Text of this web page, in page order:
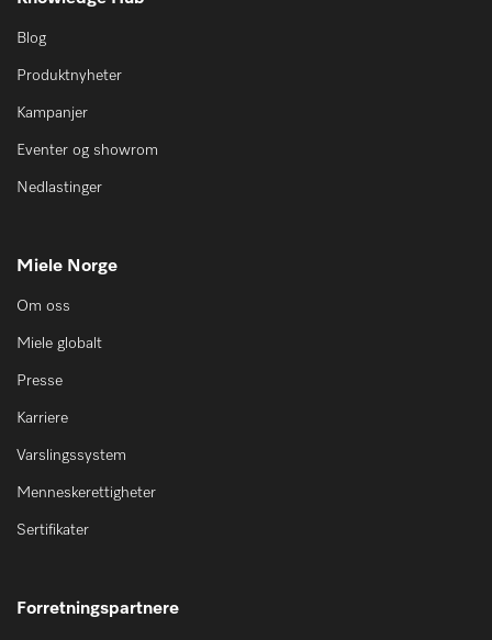
Blog
Produktnyheter
Kampanjer
Eventer og showrom
Nedlastinger
Miele Norge
Om oss
Miele globalt
Presse
Karriere
Varslingssystem
Menneskerettigheter
Sertifikater
Forretningspartnere